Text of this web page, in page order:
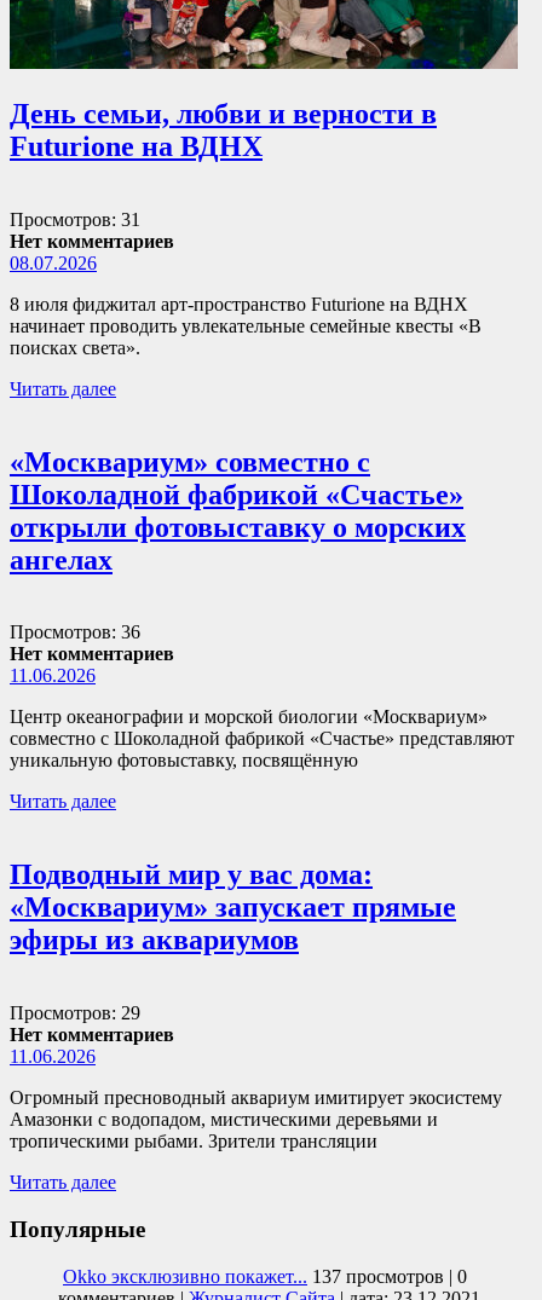
День семьи, любви и верности в
Futurione на ВДНХ
Просмотров: 31
Нет комментариев
08.07.2026
8 июля фиджитал арт-пространство Futurione на ВДНХ
начинает проводить увлекательные семейные квесты «В
поисках света».
Читать далее
«Москвариум» совместно с
Шоколадной фабрикой «Счастье»
открыли фотовыставку о морских
ангелах
Просмотров: 36
Нет комментариев
11.06.2026
Центр океанографии и морской биологии «Москвариум»
совместно с Шоколадной фабрикой «Счастье» представляют
уникальную фотовыставку, посвящённую
Читать далее
Подводный мир у вас дома:
«Москвариум» запускает прямые
эфиры из аквариумов
Просмотров: 29
Нет комментариев
11.06.2026
Огромный пресноводный аквариум имитирует экосистему
Амазонки с водопадом, мистическими деревьями и
тропическими рыбами. Зрители трансляции
Читать далее
Популярные
Okko эксклюзивно покажет... 137 просмотров | 0